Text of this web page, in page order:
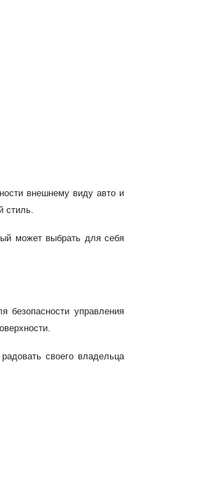
внешнему виду авто и
стиль.
может выбрать для себя
безопасности управления
своего владельца